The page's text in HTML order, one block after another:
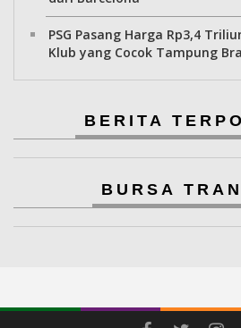
PSG Pasang Harga Rp3,4
Klub yang Cocok Tampung
BERITA
BURSA